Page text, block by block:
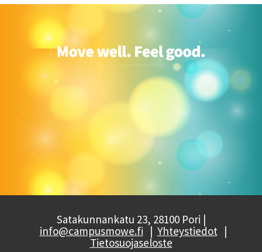
Satakunnankatu 23, 28100 Pori |
info@campusmowe.fi | Yhteystiedot |
Tietosuojaseloste